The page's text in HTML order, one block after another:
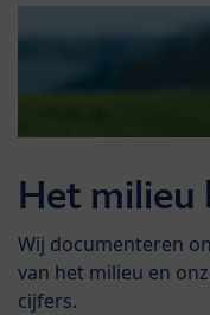
Het milieu
Wij documenteren
van het milieu en
cijfers.